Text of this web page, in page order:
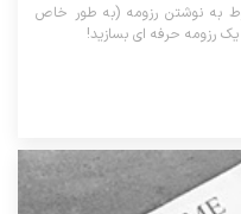
به نوشتن رزومه (به طور خاص
رزومه حرفه ای بسازید!